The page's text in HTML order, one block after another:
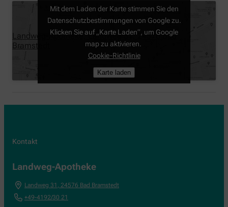
Landweg-Apotheke, Landweg 31, 24576 Bad
Bramstedt
Mit dem Laden der Karte stimmen Sie den
Datenschutzbestimmungen von Google zu.
Klicken Sie auf „Karte Laden“, um Google
map zu aktivieren.
Cookie-Richtlinie
Karte laden
Kontakt
Landweg-Apotheke
Landweg 31 , 24576 Bad Bramstedt
+49-4192/30 21